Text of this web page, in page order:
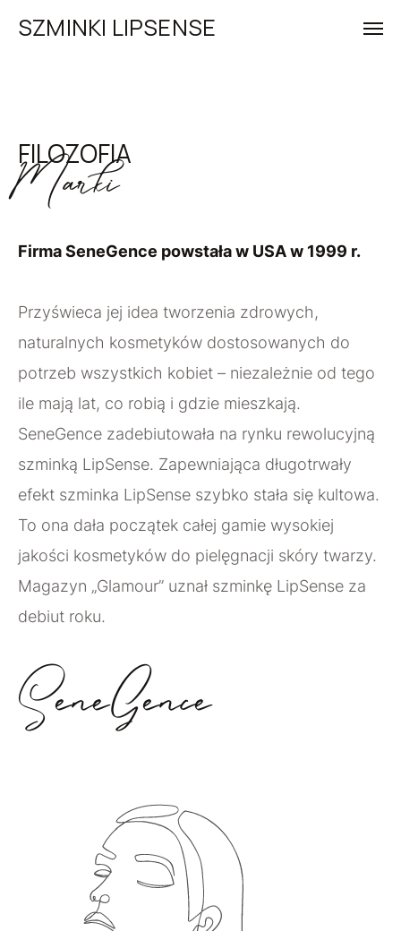
SZMINKI LIPSENSE
FILOZOFIA
Marki
Firma SeneGence powstała w USA w 1999 r.
Przyświeca jej idea tworzenia zdrowych,
naturalnych kosmetyków dostosowanych do
potrzeb wszystkich kobiet – niezależnie od tego
ile mają lat, co robią i gdzie mieszkają.
SeneGence zadebiutowała na rynku rewolucyjną
szminką LipSense. Zapewniająca długotrwały
efekt szminka LipSense szybko stała się kultowa.
To ona dała początek całej gamie wysokiej
jakości kosmetyków do pielęgnacji skóry twarzy.
Magazyn „Glamour” uznał szminkę LipSense za
debiut roku.
SeneGence